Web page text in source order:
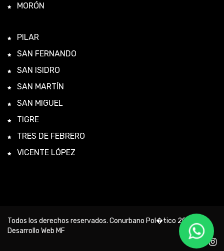
MORÓN
PILAR
SAN FERNANDO
SAN ISIDRO
SAN MARTÍN
SAN MIGUEL
TIGRE
TRES DE FEBRERO
VICENTE LÓPEZ
Todos los derechos reservados. Conurbano Pol�tico 2026 -
Desarrollo Web MF